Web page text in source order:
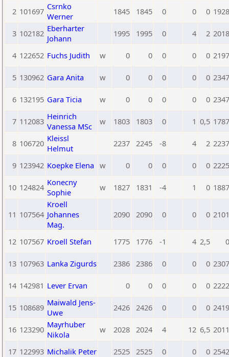
2 101697 Csrnko
Werner
1845 1845 0 0 0 1928
3 102182 Eberharter
Johann
1995 1995 0 4 2 2018
4 122652 Fuchs Judith w 0 0 0 0 0 2197
5 130962 Gara Anita w 0 0 0 0 0 2347
6 132195 Gara Ticia w 0 0 0 0 0 2347
7 112083 Heinrich
Vanessa MSc
w 1803 1803 0 1 0,5 1787
8 106720 Kleissl
Helmut
2237 2245 -8 4 2 2237
9 123942 Koepke Elena w 0 0 0 0 0 2225
10 124824 Konecny
Sophie
w 1827 1831 -4 1 0 1887
11 107564
Kroell
Johannes
Mag.
2090 2090 0 0 0 2101
12 107567 Kroell Stefan 1775 1776 -1 4 2,5 0
13 107963 Lanka Zigurds 2386 2386 0 0 0 2307
14 142981 Lever Ervan 0 0 0 0 0 2222
15 108689 Maiwald Jens-
Uwe
2426 2426 0 0 0 2419
16 123290 Mayrhuber
Nikola
w 2028 2024 4 12 6,5 2011
17 122993 Michalik Peter 2525 2525 0 0 0 2542